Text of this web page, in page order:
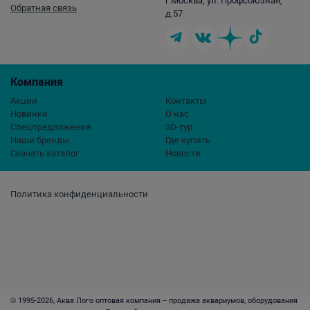
Политика конфиденциальности
Компания
Акции
Новинки
Спецпредложения
Наши бренды
Скачать каталог
Контакты
О нас
3D-тур
Где купить
Новости
Обратная связь
д.57
© 1995-2026, Аква Лого оптовая компания – продажа аквариумов, оборудования